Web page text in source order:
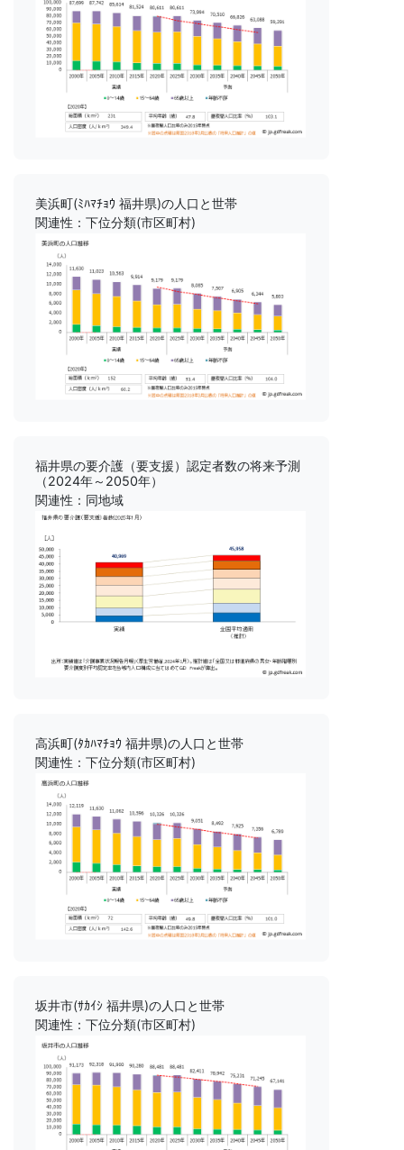
美浜町(ﾐﾊﾏﾁｮｳ 福井県)の人口と世帯
関連性：下位分類(市区町村)
福井県の要介護（要支援）認定者数の将来予測
（2024年～2050年）
関連性：同地域
高浜町(ﾀｶﾊﾏﾁｮｳ 福井県)の人口と世帯
関連性：下位分類(市区町村)
坂井市(ｻｶｲｼ 福井県)の人口と世帯
関連性：下位分類(市区町村)